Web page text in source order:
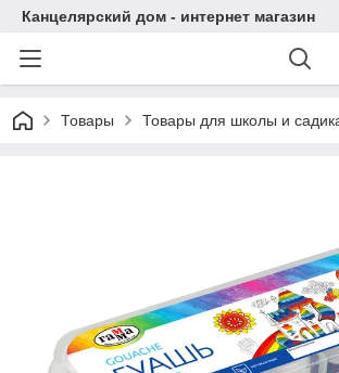
Канцелярский дом - интернет магазин
Товары Товары для школы и